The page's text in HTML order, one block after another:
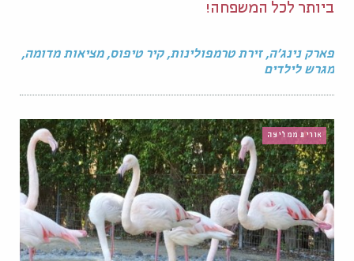
ביותר לכל המשפחה!
פארק נינג'ה, זירת טרמפולינות, קיר טיפוס, מציאות מדומה,
מגרש לילדים
אורית ממליצה